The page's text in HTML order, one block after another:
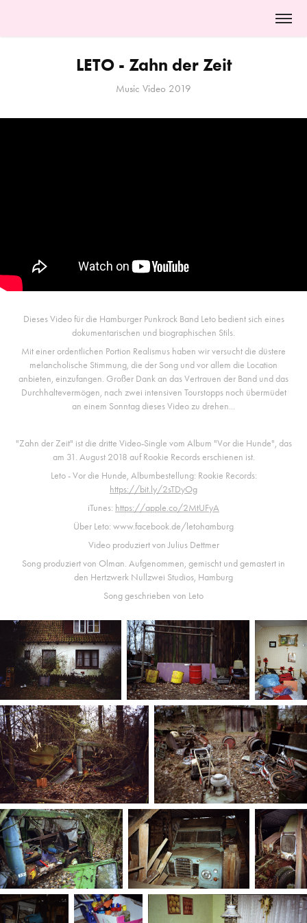
LETO - Zahn der Zeit
Music Video 2019
Dieses Video für die Hamburger Punkrock Band Leto bedient sich eines
dokumentarischen und biographischen Stils.
Mit einer ordentlichen Portion Realismus haben wir versucht die düstere
melancholische Stimmung, die der Song und vor allem die Location
anbieten, einzufangen. Großer Dank an das Vertrauen der Band und das
Durchhaltevermögen, nach zwei intensiven Tourstopps noch übermüdet
an einem Sonntag dieses Video zu drehen...
"Zahn der Zeit" ist die dritte Video-Single vom Album "Vor die Hunde", das
am 31. August 2018 auf Rookie Records erschienen ist.
Leto - Vor die Hunde, Albumbestellung: Rookie Records:
https://bit.ly/2sTDyOg
iTunes: https://apple.co/2MtUFyA
Über Leto: www.facebook.de/letohamburg
Video produziert von Julius Dettmer
Song produziert von Olman. Aufgenommen, gemischt und gemastert in
den Hertzwerk Nullzwei Studios, Hamburg
Song geschrieben von Leto